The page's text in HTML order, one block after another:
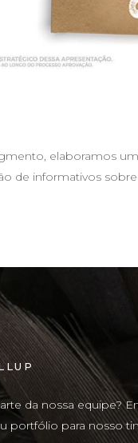
elaboramos
de informativos
da nossa equipe?
portfólio para nosso